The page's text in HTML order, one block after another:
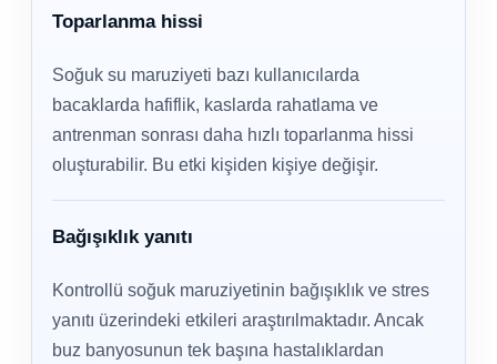
Toparlanma hissi
Soğuk su maruziyeti bazı kullanıcılarda
bacaklarda hafiflik, kaslarda rahatlama ve
antrenman sonrası daha hızlı toparlanma hissi
oluşturabilir. Bu etki kişiden kişiye değişir.
Bağışıklık yanıtı
Kontrollü soğuk maruziyetinin bağışıklık ve stres
yanıtı üzerindeki etkileri araştırılmaktadır. Ancak
buz banyosunun tek başına hastalıklardan